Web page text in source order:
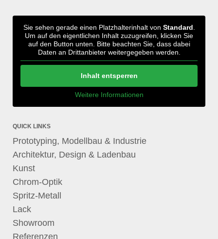
Sie sehen gerade einen Platzhalterinhalt von Standard
Um auf den eigentlichen Inhalt zuzugreifen, klicken Sie
auf den Button unten. Bitte beachten Sie, dass dabei
Daten an Drittanbieter weitergegeben werden.
Inhalt entsperren
Weitere Informationen
QUICK LINKS
Prototyping, Modellbau & Industrie
Architektur, Design & Ladenbau
Kunst
Chrom-Optik
Spritz-Metall
Lack
Showroom
Referenzen